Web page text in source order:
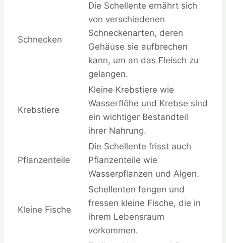
Schnecken
Die Schellente ernährt sich
von verschiedenen
Schneckenarten, deren
Gehäuse sie aufbrechen
kann, um an das Fleisch zu
gelangen.
Krebstiere
Kleine Krebstiere wie
Wasserflöhe und Krebse sind
ein wichtiger Bestandteil
ihrer Nahrung.
Pflanzenteile
Die Schellente frisst auch
Pflanzenteile wie
Wasserpflanzen und Algen.
Kleine Fische
Schellenten fangen und
fressen kleine Fische, die in
ihrem Lebensraum
vorkommen.